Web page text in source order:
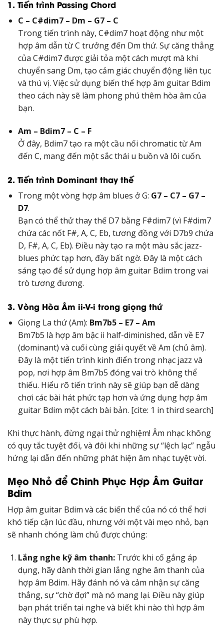
1. Tiến trình Passing Chord
C – C#dim7 – Dm – G7 – C
Trong tiến trình này, C#dim7 hoạt động như một
hợp âm dẫn từ C trưởng đến Dm thứ. Sự căng thẳng
của C#dim7 được giải tỏa một cách mượt mà khi
chuyển sang Dm, tạo cảm giác chuyển động liên tục
và thú vị. Việc sử dụng biến thể hợp âm guitar Bdim
theo cách này sẽ làm phong phú thêm hòa âm của
bạn.
Am – Bdim7 – C – F
Ở đây, Bdim7 tạo ra một cầu nối chromatic từ Am
đến C, mang đến một sắc thái u buồn và lôi cuốn.
2. Tiến trình Dominant thay thế
Trong một vòng hợp âm blues ở G: G7 – C7 – G7 –
D7.
Bạn có thể thử thay thế D7 bằng F#dim7 (vì F#dim7
chứa các nốt F#, A, C, Eb, tương đồng với D7b9 chứa
D, F#, A, C, Eb). Điều này tạo ra một màu sắc jazz-
blues phức tạp hơn, đầy bất ngờ. Đây là một cách
sáng tạo để sử dụng hợp âm guitar Bdim trong vai
trò tương đương.
3. Vòng Hòa Âm ii-V-i trong giọng thứ
Giọng La thứ (Am): Bm7b5 – E7 – Am
Bm7b5 là hợp âm bậc ii half-diminished, dẫn về E7
(dominant) và cuối cùng giải quyết về Am (chủ âm).
Đây là một tiến trình kinh điển trong nhạc jazz và
pop, nơi hợp âm Bm7b5 đóng vai trò không thể
thiếu. Hiểu rõ tiến trình này sẽ giúp bạn dễ dàng
chơi các bài hát phức tạp hơn và ứng dụng hợp âm
guitar Bdim một cách bài bản. [cite: 1 in third search]
Khi thực hành, đừng ngại thử nghiệm! Âm nhạc không
có quy tắc tuyệt đối, và đôi khi những sự “lệch lạc” ngẫu
hứng lại dẫn đến những phát hiện âm nhạc tuyệt vời.
Mẹo Nhỏ để Chinh Phục Hợp Âm Guitar
Bdim
Hợp âm guitar Bdim và các biến thể của nó có thể hơi
khó tiếp cận lúc đầu, nhưng với một vài mẹo nhỏ, bạn
sẽ nhanh chóng làm chủ được chúng:
Lắng nghe kỹ âm thanh:Trước khi cố gắng áp
dụng, hãy dành thời gian lắng nghe âm thanh của
hợp âm Bdim. Hãy đánh nó và cảm nhận sự căng
thẳng, sự “chờ đợi” mà nó mang lại. Điều này giúp
bạn phát triển tai nghe và biết khi nào thì hợp âm
này thực sự phù hợp.